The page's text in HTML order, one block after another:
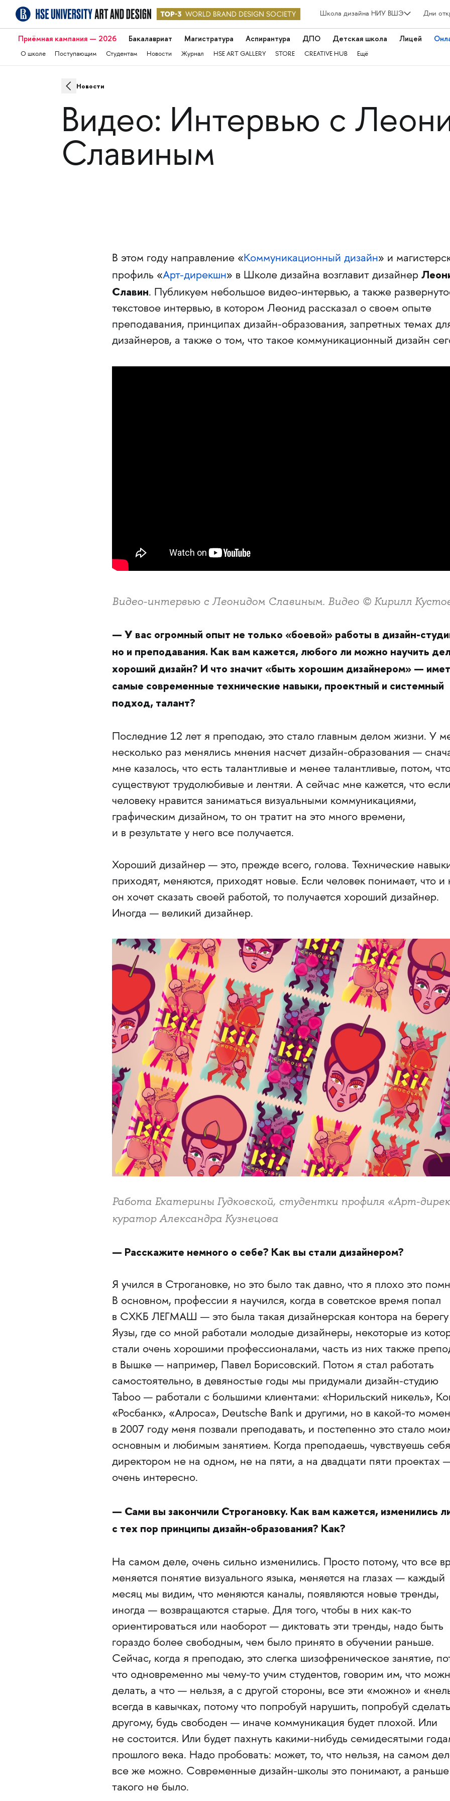
Школа дизайна НИУ ВШЭ Дни
Приёмная кампания — 2026 Бакалавриат Магистратура Аспирантура ДПО Детская школа Лицей
О школе Поступающим Студентам Новости Журнал HSE ART GALLERY STORE CREATIVE HUB Ещё
Новости
Видео: Интервью с
Славиным
В этом году направление «Коммуникационный дизайн» и
профиль «Арт-дирекшн» в Школе дизайна возглавит дизайнер
Славин. Публикуем небольшое видео-интервью, а также
текстовое интервью, в котором Леонид рассказал о своем опыте
преподавания, принципах дизайн-образования, запретных темах
дизайнеров, а также о том, что такое коммуникационный дизайн
Видео-интервью с Леонидом Славиным. Видео © Кирилл
— У вас огромный опыт не только «боевой» работы в дизайн-
но и преподавания. Как вам кажется, любого ли можно научить
хороший дизайн? И что значит «быть хорошим дизайнером» —
самые современные технические навыки, проектный и системный
подход, талант?
Последние 12 лет я преподаю, это стало главным делом жизни. У
несколько раз менялись мнения насчет дизайн-образования —
мне казалось, что есть талантливые и менее талантливые, потом,
существуют трудолюбивые и лентяи. А сейчас мне кажется, что если
человеку нравится заниматься визуальными коммуникациями,
графическим дизайном, то он тратит на это много времени,
и в результате у него все получается.
Хороший дизайнер — это, прежде всего, голова. Технические
приходят, меняются, приходят новые. Если человек понимает, что и
он хочет сказать своей работой, то получается хороший дизайнер.
Иногда — великий дизайнер.
Работа Екатерины Гудковской, студентки профиля «Арт-
куратор Александра Кузнецова
— Расскажите немного о себе? Как вы стали дизайнером?
Я учился в Строгановке, но это было так давно, что я плохо это
В основном, профессии я научился, когда в советское время попал
в СХКБ ЛЕГМАШ — это была такая дизайнерская контора на берегу
Яузы, где со мной работали молодые дизайнеры, некоторые из
стали очень хорошими профессионалами, часть из них также
в Вышке — например, Павел Борисовский. Потом я стал работать
самостоятельно, в девяностые годы мы придумали дизайн-студию
Taboo — работали с большими клиентами: «Норильский никель»,
«Росбанк», «Алроса», Deutsche Bank и другими, но в какой-то
в 2007 году меня позвали преподавать, и постепенно это стало
основным и любимым занятием. Когда преподаешь, чувствуешь
директором не на одном, не на пяти, а на двадцати пяти проектах
очень интересно.
— Сами вы закончили Строгановку. Как вам кажется, изменились
с тех пор принципы дизайн-образования? Как?
На самом деле, очень сильно изменились. Просто потому, что все
меняется понятие визуального языка, меняется на глазах — каждый
месяц мы видим, что меняются каналы, появляются новые тренды,
иногда — возвращаются старые. Для того, чтобы в них как-то
ориентироваться или наоборот — диктовать эти тренды, надо быть
гораздо более свободным, чем было принято в обучении раньше.
Сейчас, когда я преподаю, это слегка шизофреническое занятие,
что одновременно мы чему-то учим студентов, говорим им, что
делать, а что — нельзя, а с другой стороны, все эти «можно» и
всегда в кавычках, потому что попробуй нарушить, попробуй
другому, будь свободен — иначе коммуникация будет плохой. Или
не состоится. Или будет пахнуть какими-нибудь семидесятыми
прошлого века. Надо пробовать: может, то, что нельзя, на самом
все же можно. Современные дизайн-школы это понимают, а раньше
такого не было.